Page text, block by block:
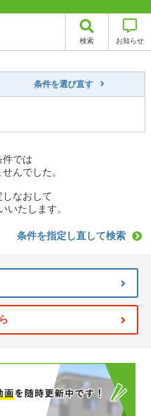
検索 お知らせ
条件を選び直す
件では
んでした。
なおして
いたします。
条件を指定し直して検索